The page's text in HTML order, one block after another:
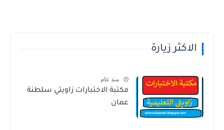
الاكثر زيارة
منذ عام
مكتبة الاختبارات زاويتي سلطنة
عمان